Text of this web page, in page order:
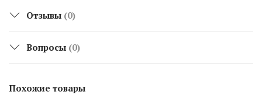
Отзывы (0)
Вопросы (0)
Похожие товары